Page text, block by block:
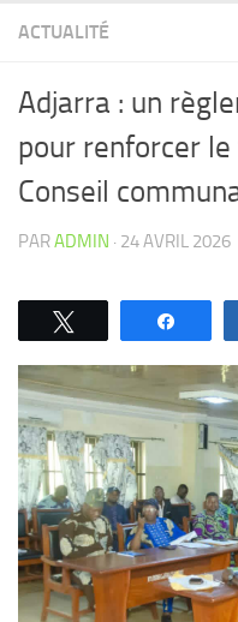
ACTUALITÉ
Adjarra : un
pour renforcer
Conseil
PARADMIN · 24 AVRIL 2026